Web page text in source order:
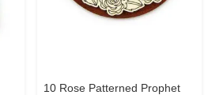
10 Rose Patterned Prophet